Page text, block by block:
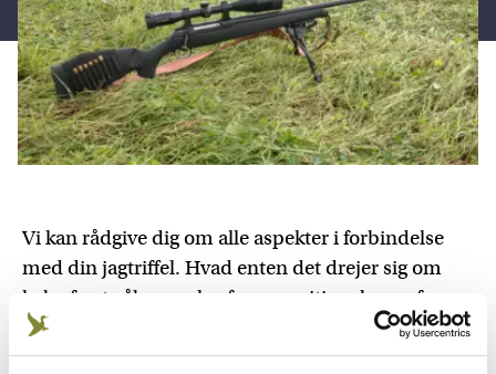
Vi kan rådgive dig om alle aspekter i forbindelse
med din jagtriffel. Hvad enten det drejer sig om
køb af nyt våben, valg af ammunition, brug af
lyddæmper eller optimal vedligehold.